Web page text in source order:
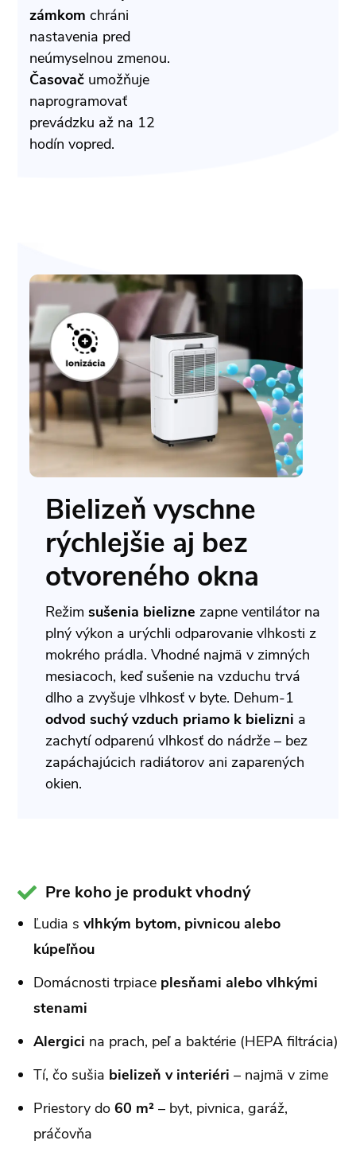
zámkom chráni
nastavenia pred
neúmyselnou zmenou.
Časovač umožňuje
naprogramovať
prevádzku až na 12
hodín vopred.
Bielizeň vyschne
rýchlejšie aj bez
otvoreného okna
Režim sušenia bielizne zapne ventilátor na
plný výkon a urýchli odparovanie vlhkosti z
mokrého prádla. Vhodné najmä v zimných
mesiacoch, keď sušenie na vzduchu trvá
dlho a zvyšuje vlhkosť v byte. Dehum-1
odvod suchý vzduch priamo k bielizni a
zachytí odparenú vlhkosť do nádrže – bez
zapáchajúcich radiátorov ani zaparených
okien.
Pre koho je produkt vhodný
Ľudia s vlhkým bytom, pivnicou alebo
kúpeľňou
Domácnosti trpiace plesňami alebo vlhkými
stenami
Alergici na prach, peľ a baktérie (HEPA filtrácia)
Tí, čo sušia bielizeň v interiéri – najmä v zime
Priestory do 60 m² – byt, pivnica, garáž,
práčovňa